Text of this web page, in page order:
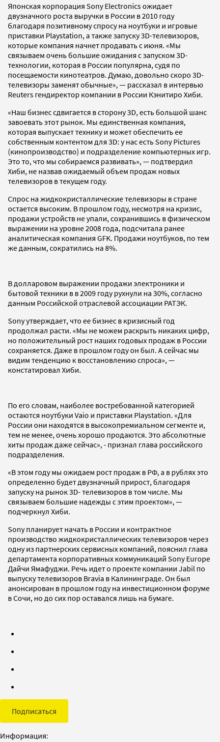
Японская корпорация Sony Electronics ожидает
двузначного роста выручки в России в 2010 году
благодаря позитивному спросу на ноутбуки и игровые
приставки Playstation, а также запуску 3D-телевизоров,
которые компания начнет продавать с июня. «Мы
связываем очень большие ожидания с запуском 3D-
технологии, которая в России популярна, судя по
посещаемости кинотеатров. Думаю, довольно скоро 3D-
телевизоры заменят обычные», — рассказал в интервью
Reuters гендиректор компании в России Кэнитиро Хиби.
«Наш бизнес сдвигается в сторону 3D, есть большой шанс
завоевать этот рынок. Мы единственная компания,
которая выпускает технику и может обеспечить ее
собственным контентом для 3D: у нас есть Sony Pictures
(кинопроизводство) и подразделение компьютерных игр.
Это то, что мы собираемся развивать», — подтвердил
Хиби, не назвав ожидаемый объем продаж новых
телевизоров в текущем году.
Спрос на жидкокристаллические телевизоры в стране
остается высоким. В прошлом году, несмотря на кризис,
продажи устройств не упали, сохранившись в физическом
выражении на уровне 2008 года, подсчитала ранее
аналитическая компания GFK. Продажи ноутбуков, по тем
же данным, сократились на 8%.
В долларовом выражении продажи электроники и
бытовой техники в в 2009 году рухнули на 30%, согласно
данным Российской отраслевой ассоциации РАТЭК.
Sony утверждает, что ее бизнес в кризисный год
продолжал расти. «Мы не можем раскрыть никаких цифр,
но положительный рост наших годовых продаж в России
сохраняется. Даже в прошлом году он был. А сейчас мы
видим тенденцию к восстановлению спроса», —
констатировал Хиби.
По его словам, наиболее востребованной категорией
остаются ноутбуки Vaio и приставки Playstation. «Для
России они находятся в высокопремиальном сегменте и,
тем не менее, очень хорошо продаются. Это абсолютные
хиты продаж даже сейчас», - признал глава российского
подразделения.
«В этом году мы ожидаем рост продаж в РФ, а в рублях это
определенно будет двузначный прирост, благодаря
запуску на рынок 3D- телевизоров в том числе. Мы
связываем большие надежды с этим проектом», —
подчеркнул Хиби.
Sony планирует начать в России и контрактное
производство жидкокристаллических телевизоров через
одну из партнерских сервисных компаний, пояснил глава
департамента корпоративных коммуникаций Sony Europe
Дайчи Ямафуджи. Речь идет о проекте компании Jabil по
выпуску телевизоров Bravia в Калининграде. Он был
анонсирован в прошлом году на инвестиционном форуме
в Сочи, но до сих пор оставался лишь на бумаге.
Подписаться
Информация: